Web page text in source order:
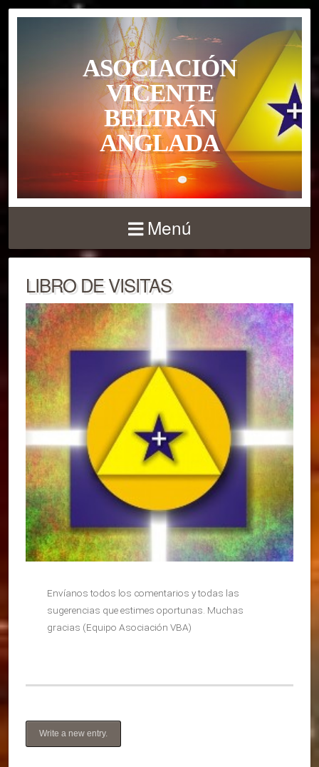
ASOCIACIÓN
VICENTE
BELTRÁN
ANGLADA
Menú
LIBRO DE VISITAS
Envíanos todos los comentarios y todas las
sugerencias que estimes oportunas. Muchas
gracias (Equipo Asociación VBA)